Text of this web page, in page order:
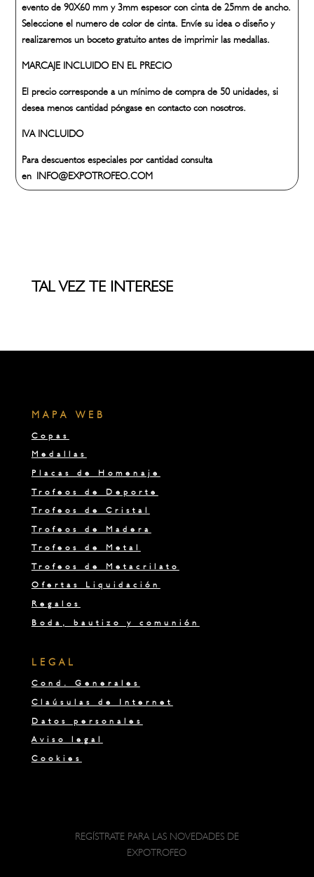
evento de 90X60 mm y 3mm espesor con cinta de 25mm de ancho.
Seleccione el numero de color de cinta. Envíe su idea o diseño y
realizaremos un boceto gratuito antes de imprimir las medallas.
MARCAJE INCLUIDO EN EL PRECIO
El precio corresponde a un mínimo de compra de 50 unidades, si
desea menos cantidad póngase en contacto con nosotros.
IVA INCLUIDO
Para descuentos especiales por cantidad consulta
en INFO@EXPOTROFEO.COM
TAL VEZ TE INTERESE
MAPA WEB
Copas
Medallas
Placas de Homenaje
Trofeos de Deporte
Trofeos de Cristal
Trofeos de Madera
Trofeos de Metal
Trofeos de Metacrilato
Ofertas Liquidación
Regalos
Boda, bautizo y comunión
LEGAL
Cond. Generales
Claúsulas de Internet
Datos personales
Aviso legal
Cookies
REGÍSTRATE PARA LAS NOVEDADES DE
EXPOTROFEO